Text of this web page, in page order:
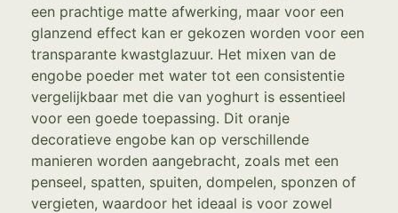
een prachtige matte afwerking, maar voor een
glanzend effect kan er gekozen worden voor een
transparante kwastglazuur. Het mixen van de
engobe poeder met water tot een consistentie
vergelijkbaar met die van yoghurt is essentieel
voor een goede toepassing. Dit oranje
decoratieve engobe kan op verschillende
manieren worden aangebracht, zoals met een
penseel, spatten, spuiten, dompelen, sponzen of
vergieten, waardoor het ideaal is voor zowel